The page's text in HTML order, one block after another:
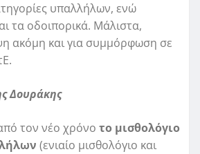
υπαλλήλων, ενώ
τα οδοιπορικά. Μάλιστα,
ακόμη και για συμμόρφωση σε
Δουράκης
τον νέο χρόνο το μισθολόγιο
(ενιαίο μισθολόγιο και